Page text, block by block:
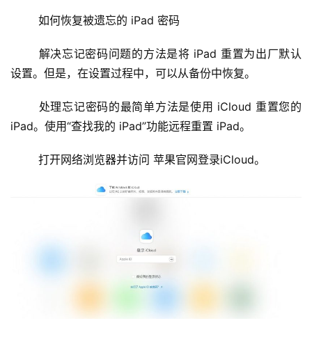
	如何恢复被遗忘的 iPad 密码
设置。但是，在设置过程中，可以从备份中恢复。
iPad。使用“查找我的 iPad”功能远程重置 iPad。
	打开网络浏览器并访问 苹果官网登录iCloud。